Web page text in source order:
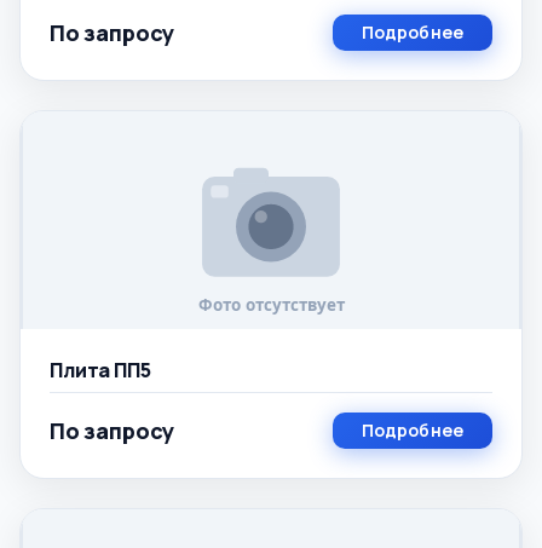
По запросу Подробнее
Плита ПП5
По запросу Подробнее